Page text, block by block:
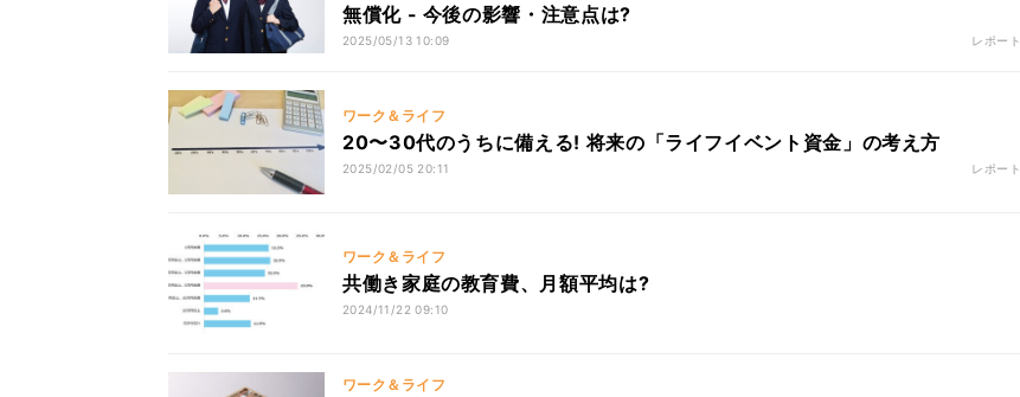
無償化 - 今後の影響・注意点は?
2025/05/13 10:09 レポート
ワーク＆ライフ
20〜30代のうちに備える! 将来の「ライフイベント資金」の考え方
2025/02/05 20:11 レポート
ワーク＆ライフ
共働き家庭の教育費、月額平均は?
2024/11/22 09:10
ワーク＆ライフ